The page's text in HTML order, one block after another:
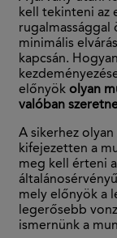
kell tekinteni az
rugalmassággal
minimális
kapcsán.
előnyök olyan
valóban
A sikerhez
kifejezetten a
meg kell érteni
mely előnyök a
legerősebb
ismernünk a